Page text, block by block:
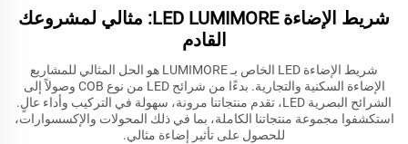
شريط الإضاءة LED LUMIMORE: مثالي لمشروعك
القادم
شريط الإضاءة LED الخاص بـ LUMIMORE هو الحل المثالي للمشاريع
الإضاءة السكنية والتجارية. بدءًا من شرائح LED من نوع COB وصولاً إلى
الشرائح البصرية LED، تقدم منتجاتنا مرونة، سهولة في التركيب وأداء عالٍ.
استكشفوا مجموعة منتجاتنا الكاملة، بما في ذلك المحولات والإكسسوارات،
للحصول على تأثير إضاءة مثالي.